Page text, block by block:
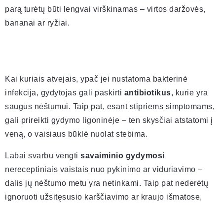
parą turėtų būti lengvai virškinamas – virtos daržovės,
bananai ar ryžiai.
Kai kuriais atvejais, ypač jei nustatoma bakterinė
infekcija, gydytojas gali paskirti antibiotikus, kurie yra
saugūs nėštumui. Taip pat, esant stipriems simptomams,
gali prireikti gydymo ligoninėje – ten skysčiai atstatomi į
veną, o vaisiaus būklė nuolat stebima.
Labai svarbu vengti savaiminio gydymosi
nereceptiniais vaistais nuo pykinimo ar viduriavimo –
dalis jų nėštumo metu yra netinkami. Taip pat nederėtų
ignoruoti užsitęsusio karščiavimo ar kraujo išmatose,